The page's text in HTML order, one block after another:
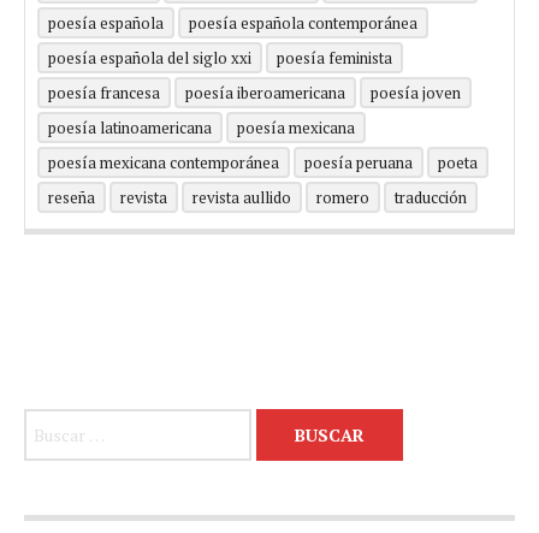
poesía española
poesía española contemporánea
poesía española del siglo xxi
poesía feminista
poesía francesa
poesía iberoamericana
poesía joven
poesía latinoamericana
poesía mexicana
poesía mexicana contemporánea
poesía peruana
poeta
reseña
revista revista aullido romero traducción